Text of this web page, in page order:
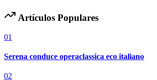
Artículos Populares
01
Serena conduce operaclassica eco italiano
02